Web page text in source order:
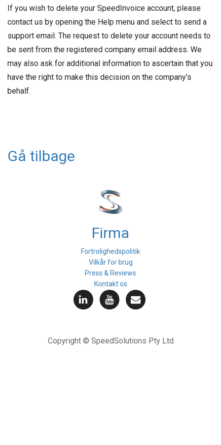
If you wish to delete your SpeedInvoice account, please
contact us by opening the Help menu and select to send a
support email. The request to delete your account needs to
be sent from the registered company email address. We
may also ask for additional information to ascertain that you
have the right to make this decision on the company's
behalf.
Gå tilbage
Firma
Fortrolighedspolitik
Vilkår for brug
Press & Reviews
Kontakt os
Copyright © SpeedSolutions Pty Ltd